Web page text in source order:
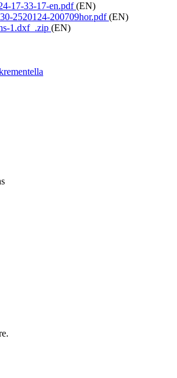
17-33-17-en.pdf(EN)
2520124-200709hor.pdf(EN)
1.dxf_.zip (EN)